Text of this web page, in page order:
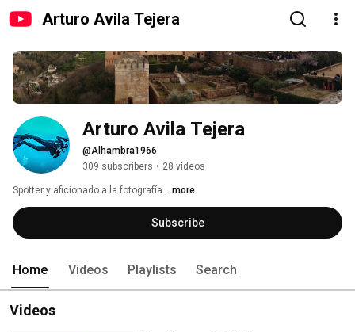
Arturo Avila Tejera
Arturo Avila Tejera
@Alhambra1966
309 subscribers • 28 videos
Spotter y aficionado a la fotografía ...more
Subscribe
Home Videos Playlists Search
Videos